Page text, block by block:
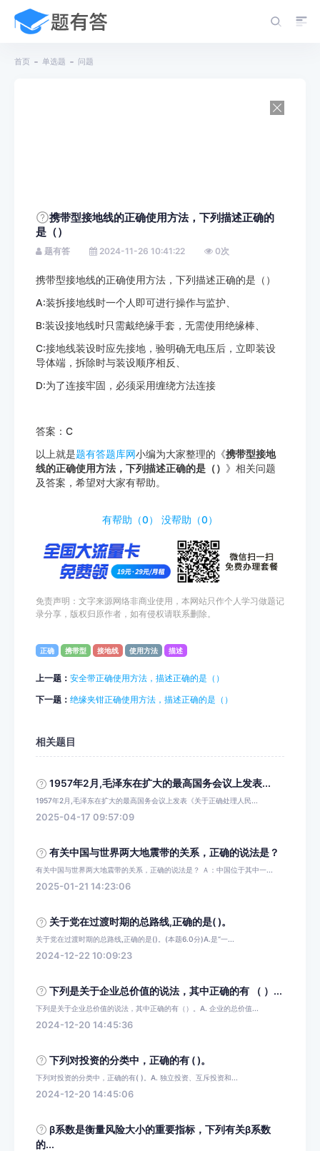
首页 单选题 问题
携带型接地线的正确使用方法，下列描述正确的
是（）
题有答 2024-11-26 10:41:22 0次
携带型接地线的正确使用方法，下列描述正确的是（）
A:装拆接地线时一个人即可进行操作与监护、
B:装设接地线时只需戴绝缘手套，无需使用绝缘棒、
C:接地线装设时应先接地，验明确无电压后，立即装设
导体端，拆除时与装设顺序相反、
D:为了连接牢固，必须采用缠绕方法连接
答案：C
以上就是题有答题库网小编为大家整理的《携带型接地
线的正确使用方法，下列描述正确的是（） 》相关问题
及答案，希望对大家有帮助。
有帮助（0） 没帮助（0）
免责声明：文字来源网络非商业使用，本网站只作个人学习做题记
录分享，版权归原作者，如有侵权请联系删除。
正确 携带型 接地线 使用方法 描述
上一题： 安全带正确使用方法，描述正确的是（）
下一题： 绝缘夹钳正确使用方法，描述正确的是（）
相关题目
1957年2月,毛泽东在扩大的最高国务会议上发表...
1957年2月,毛泽东在扩大的最高国务会议上发表《关于正确处理人民...
2025-04-17 09:57:09
有关中国与世界两大地震带的关系，正确的说法是？
有关中国与世界两大地震带的关系，正确的说法是？ Ａ：中国位于其中一...
2025-01-21 14:23:06
关于党在过渡时期的总路线,正确的是( )。
关于党在过渡时期的总路线,正确的是()。(本题6.0分)A.是“一...
2024-12-22 10:09:23
下列是关于企业总价值的说法，其中正确的有 （ ）...
下列是关于企业总价值的说法，其中正确的有（）。A. 企业的总价值...
2024-12-20 14:45:36
下列对投资的分类中，正确的有 ( )。
下列对投资的分类中，正确的有( )。A. 独立投资、互斥投资和...
2024-12-20 14:45:06
β系数是衡量风险大小的重要指标，下列有关β系数
的...